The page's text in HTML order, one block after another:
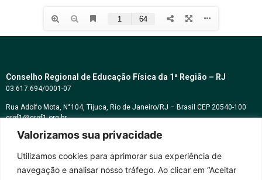
Valorizamos sua privacidade
Utilizamos cookies para aprimorar sua experiência de
navegação e analisar nosso tráfego. Ao clicar em “Aceitar
Conselho Regional de Educação Física da 1ª Região – RJ
03.617.694/0001-07
Rua Adolfo Mota, N°104, Tijuca, Rio de Janeiro/RJ – Brasil CEP 20540-100
cref1@cref1.org.br
Assessoria de comunicação: